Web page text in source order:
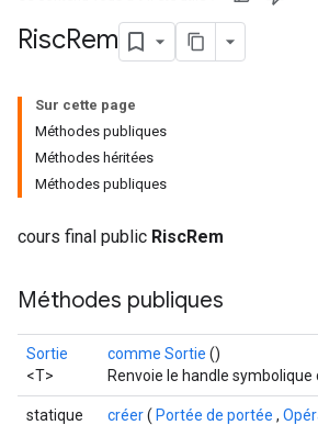
RiscRem
Sur cette page
Méthodes publiques
Méthodes héritées
Méthodes publiques
cours final public RiscRem
Méthodes publiques
Sortie
<T>
comme Sortie ()
Renvoie le handle symbolique
statique
créer( Portée de portée ,